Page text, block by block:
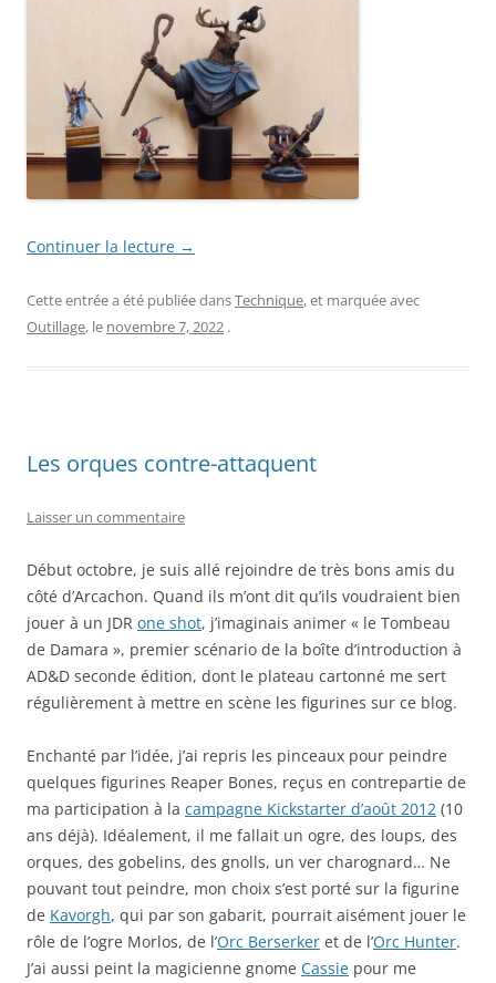
Continuer la lecture →
Cette entrée a été publiée dansTechnique, et marquée avec
Outillage, le novembre 7, 2022 .
Les orques contre-attaquent
Laisser un commentaire
Début octobre, je suis allé rejoindre de très bons amis du
côté d’Arcachon. Quand ils m’ont dit qu’ils voudraient bien
jouer à un JDR one shot, j’imaginais animer « le Tombeau
de Damara », premier scénario de la boîte d’introduction à
AD&D seconde édition, dont le plateau cartonné me sert
régulièrement à mettre en scène les figurines sur ce blog.
Enchanté par l’idée, j’ai repris les pinceaux pour peindre
quelques figurines Reaper Bones, reçus en contrepartie de
ma participation à la campagne Kickstarter d’août 2012 (10
ans déjà). Idéalement, il me fallait un ogre, des loups, des
orques, des gobelins, des gnolls, un ver charognard… Ne
pouvant tout peindre, mon choix s’est porté sur la figurine
de Kavorgh, qui par son gabarit, pourrait aisément jouer le
rôle de l’ogre Morlos, de l’Orc Berserker et de l’Orc Hunter.
J’ai aussi peint la magicienne gnome Cassie pour me